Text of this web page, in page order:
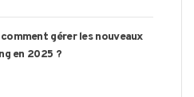
comment gérer les nouveaux
en 2025 ?